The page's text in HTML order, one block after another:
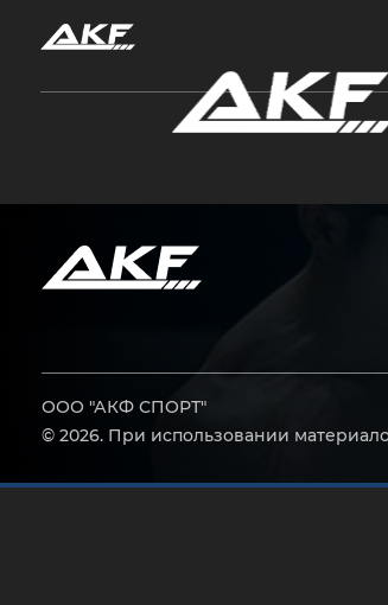
ООО "АКФ СПОРТ"
© 2026. При использовании
Нажмите Enter для